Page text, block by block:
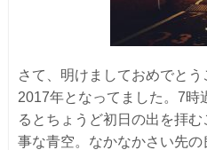
さて、明けましておめでとう
2017年となってました。7時
るとちょうど初日の出を拝
事な青空。なかなかさい先の